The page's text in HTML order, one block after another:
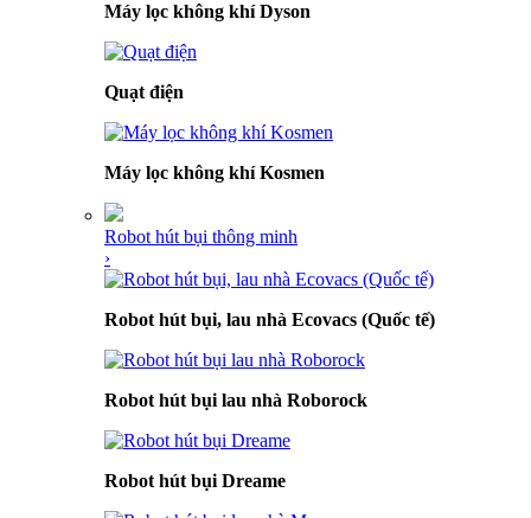
Máy lọc không khí Dyson
Quạt điện
Máy lọc không khí Kosmen
Robot hút bụi thông minh
›
Robot hút bụi, lau nhà Ecovacs (Quốc tế)
Robot hút bụi lau nhà Roborock
Robot hút bụi Dreame